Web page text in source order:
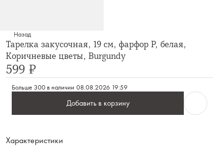
Назад
Тарелка закусочная, 19 см, фарфор P, белая,
Коричневые цветы, Burgundy
599 ₽
Больше 300 в наличии 08.08.2026 19:59
Добавить в корзину
Характеристики